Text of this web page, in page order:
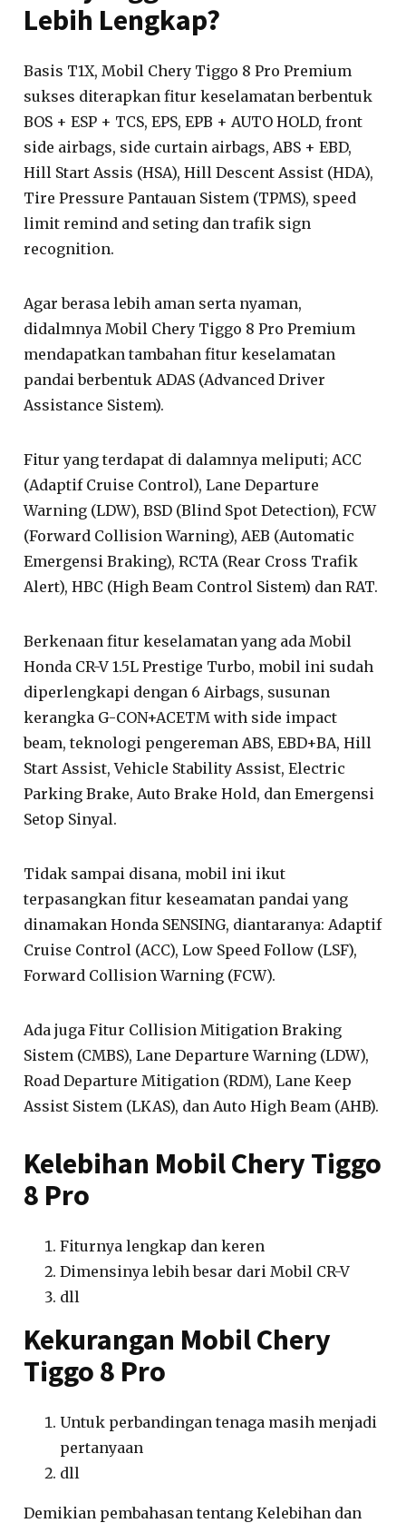
Lebih Lengkap?
Basis T1X, Mobil Chery Tiggo 8 Pro Premium
sukses diterapkan fitur keselamatan berbentuk
BOS + ESP + TCS, EPS, EPB + AUTO HOLD, front
side airbags, side curtain airbags, ABS + EBD,
Hill Start Assis (HSA), Hill Descent Assist (HDA),
Tire Pressure Pantauan Sistem (TPMS), speed
limit remind and seting dan trafik sign
recognition.
Agar berasa lebih aman serta nyaman,
didalmnya Mobil Chery Tiggo 8 Pro Premium
mendapatkan tambahan fitur keselamatan
pandai berbentuk ADAS (Advanced Driver
Assistance Sistem).
Fitur yang terdapat di dalamnya meliputi; ACC
(Adaptif Cruise Control), Lane Departure
Warning (LDW), BSD (Blind Spot Detection), FCW
(Forward Collision Warning), AEB (Automatic
Emergensi Braking), RCTA (Rear Cross Trafik
Alert), HBC (High Beam Control Sistem) dan RAT.
Berkenaan fitur keselamatan yang ada Mobil
Honda CR-V 1.5L Prestige Turbo, mobil ini sudah
diperlengkapi dengan 6 Airbags, susunan
kerangka G-CON+ACETM with side impact
beam, teknologi pengereman ABS, EBD+BA, Hill
Start Assist, Vehicle Stability Assist, Electric
Parking Brake, Auto Brake Hold, dan Emergensi
Setop Sinyal.
Tidak sampai disana, mobil ini ikut
terpasangkan fitur keseamatan pandai yang
dinamakan Honda SENSING, diantaranya: Adaptif
Cruise Control (ACC), Low Speed Follow (LSF),
Forward Collision Warning (FCW).
Ada juga Fitur Collision Mitigation Braking
Sistem (CMBS), Lane Departure Warning (LDW),
Road Departure Mitigation (RDM), Lane Keep
Assist Sistem (LKAS), dan Auto High Beam (AHB).
Kelebihan Mobil Chery Tiggo
8 Pro
Fiturnya lengkap dan keren
Dimensinya lebih besar dari Mobil CR-V
dll
Kekurangan Mobil Chery
Tiggo 8 Pro
Untuk perbandingan tenaga masih menjadi
pertanyaan
dll
Demikian pembahasan tentang Kelebihan dan